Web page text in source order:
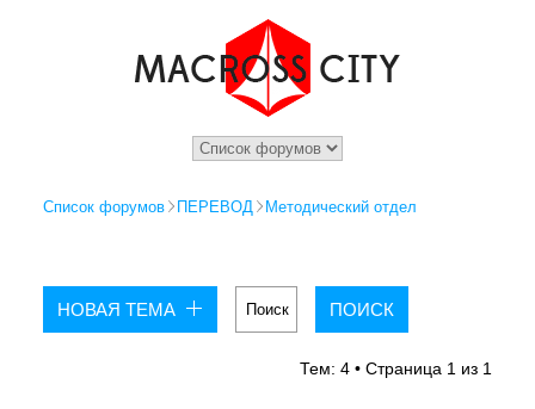
Список форумов ПЕРЕВОД Методический отдел
НОВАЯ ТЕМА
Тем: 4 • Страница 1из 1